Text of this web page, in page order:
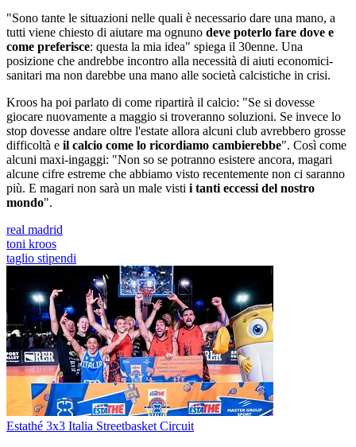
"Sono tante le situazioni nelle quali è necessario dare una mano, a
tutti viene chiesto di aiutare ma ognuno deve poterlo fare dove e
come preferisce: questa la mia idea" spiega il 30enne. Una
posizione che andrebbe incontro alla necessità di aiuti economici-
sanitari ma non darebbe una mano alle società calcistiche in crisi.
Kroos ha poi parlato di come ripartirà il calcio: "Se si dovesse
giocare nuovamente a maggio si troveranno soluzioni. Se invece lo
stop dovesse andare oltre l'estate allora alcuni club avrebbero grosse
difficoltà e il calcio come lo ricordiamo cambierebbe". Così come
alcuni maxi-ingaggi: "Non so se potranno esistere ancora, magari
alcune cifre estreme che abbiamo visto recentemente non ci saranno
più. E magari non sarà un male visti i tanti eccessi del nostro
mondo".
real madrid
toni kroos
taglio stipendi
Estathé 3x3 Italia Streetbasket Circuit